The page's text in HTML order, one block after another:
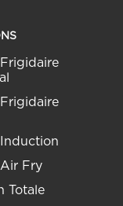
Fry
Totale